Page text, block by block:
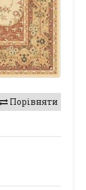
Порівняти